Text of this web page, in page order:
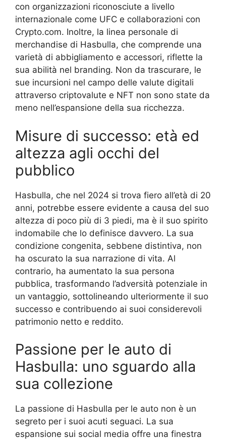
con organizzazioni riconosciute a livello
internazionale come UFC e collaborazioni con
Crypto.com. Inoltre, la linea personale di
merchandise di Hasbulla, che comprende una
varietà di abbigliamento e accessori, riflette la
sua abilità nel branding. Non da trascurare, le
sue incursioni nel campo delle valute digitali
attraverso criptovalute e NFT non sono state da
meno nell’espansione della sua ricchezza.
Misure di successo: età ed
altezza agli occhi del
pubblico
Hasbulla, che nel 2024 si trova fiero all’età di 20
anni, potrebbe essere evidente a causa del suo
altezza di poco più di 3 piedi, ma è il suo spirito
indomabile che lo definisce davvero. La sua
condizione congenita, sebbene distintiva, non
ha oscurato la sua narrazione di vita. Al
contrario, ha aumentato la sua persona
pubblica, trasformando l’adversità potenziale in
un vantaggio, sottolineando ulteriormente il suo
successo e contribuendo ai suoi considerevoli
patrimonio netto e reddito.
Passione per le auto di
Hasbulla: uno sguardo alla
sua collezione
La passione di Hasbulla per le auto non è un
segreto per i suoi acuti seguaci. La sua
espansione sui social media offre una finestra